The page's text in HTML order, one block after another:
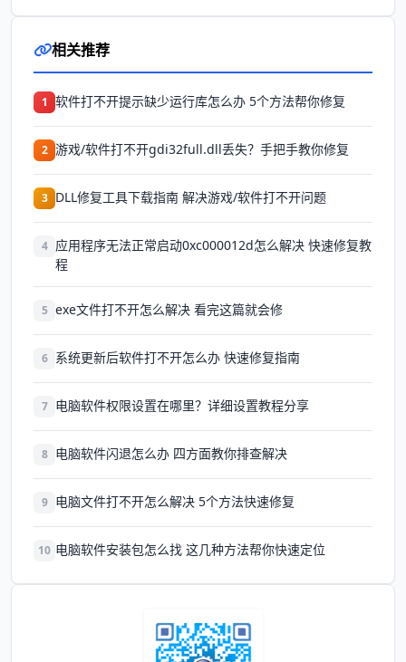
相关推荐
1 软件打不开提示缺少运行库怎么办 5个方法帮你修复
2 游戏/软件打不开gdi32full.dll丢失？手把手教你修复
3 DLL修复工具下载指南 解决游戏/软件打不开问题
4 应用程序无法正常启动0xc000012d怎么解决 快速修复教
程
5 exe文件打不开怎么解决 看完这篇就会修
6 系统更新后软件打不开怎么办 快速修复指南
7 电脑软件权限设置在哪里？详细设置教程分享
8 电脑软件闪退怎么办 四方面教你排查解决
9 电脑文件打不开怎么解决 5个方法快速修复
10 电脑软件安装包怎么找 这几种方法帮你快速定位